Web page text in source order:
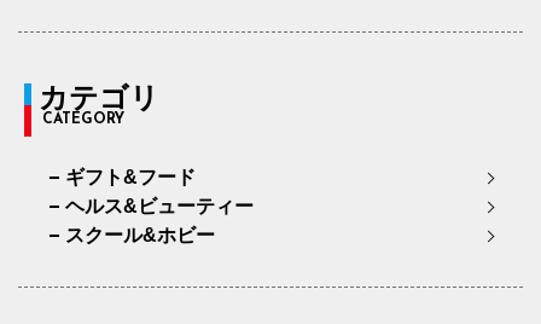
カテゴリ
CATEGORY
ギフト&フード
ヘルス&ビューティー
スクール&ホビー